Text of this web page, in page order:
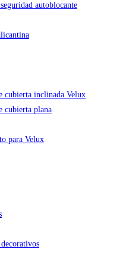
autoblocante
cubierta inclinada Velux
cubierta plana
para Velux